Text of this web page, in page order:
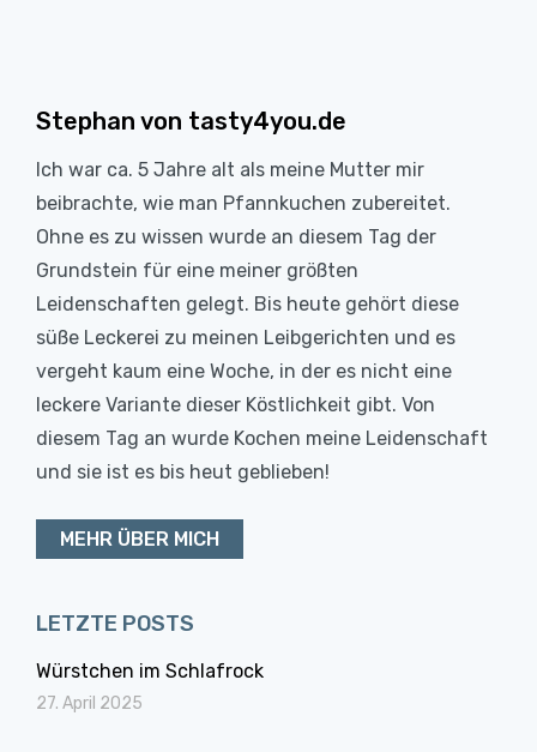
Stephan von tasty4you.de
Ich war ca. 5 Jahre alt als meine Mutter mir
beibrachte, wie man Pfannkuchen zubereitet.
Ohne es zu wissen wurde an diesem Tag der
Grundstein für eine meiner größten
Leidenschaften gelegt. Bis heute gehört diese
süße Leckerei zu meinen Leibgerichten und es
vergeht kaum eine Woche, in der es nicht eine
leckere Variante dieser Köstlichkeit gibt. Von
diesem Tag an wurde Kochen meine Leidenschaft
und sie ist es bis heut geblieben!
MEHR ÜBER MICH
LETZTE POSTS
Würstchen im Schlafrock
27. April 2025